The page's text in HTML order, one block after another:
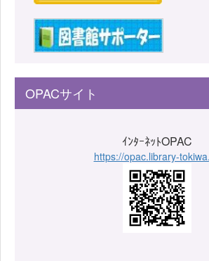
OPACサイト
ｲﾝﾀｰﾈｯﾄOPAC
https://opac.library-